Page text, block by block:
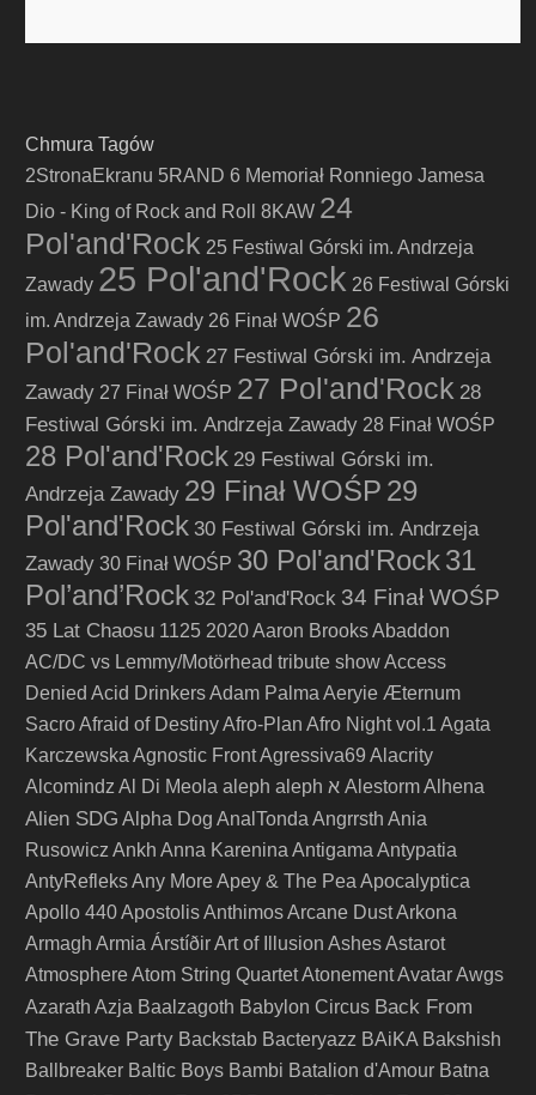
Chmura Tagów
2StronaEkranu 5RAND 6 Memoriał Ronniego Jamesa
Dio - King of Rock and Roll
8KAW 24
Pol'and'Rock 25 Festiwal Górski im. Andrzeja
Zawady 25 Pol'and'Rock 26 Festiwal Górski
im. Andrzeja Zawady 26 Finał WOŚP 26
Pol'and'Rock 27 Festiwal Górski im. Andrzeja
Zawady 27 Finał WOŚP 27 Pol'and'Rock 28
Festiwal Górski im. Andrzeja Zawady 28 Finał WOŚP
28 Pol'and'Rock 29 Festiwal Górski im.
Andrzeja Zawady 29 Finał WOŚP 29
Pol'and'Rock 30 Festiwal Górski im. Andrzeja
Zawady 30 Finał WOŚP 30 Pol'and'Rock31
Pol’and’Rock 32 Pol'and'Rock 34 Finał WOŚP
35 Lat Chaosu 1125 2020Aaron BrooksAbaddon
AC/DC vs Lemmy/Motörhead tribute showAccess
Denied Acid DrinkersAdam Palma Aeryie Æternum
SacroAfraid of DestinyAfro-Plan Afro Night vol.1 Agata
Karczewska Agnostic FrontAgressiva69 Alacrity
Alcomindz Al Di Meola aleph aleph א AlestormAlhena
Alien SDG Alpha Dog AnalTonda Angrrsth Ania
Rusowicz Ankh Anna Karenina Antigama Antypatia
AntyRefleksAny MoreApey & The Pea Apocalyptica
Apollo 440Apostolis AnthimosArcane DustArkona
Armagh Armia ÁrstíðirArt of Illusion AshesAstarot
AtmosphereAtom String QuartetAtonementAvatarAwgs
Azarath Azja Baalzagoth Babylon Circus Back From
The Grave Party Backstab Bacteryazz BAiKA Bakshish
Ballbreaker Baltic Boys Bambi Batalion d'Amour Batna